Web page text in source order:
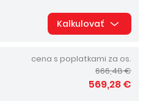
Kalkulovať
cena s poplatkami za os.
666,48 €
569,28 €